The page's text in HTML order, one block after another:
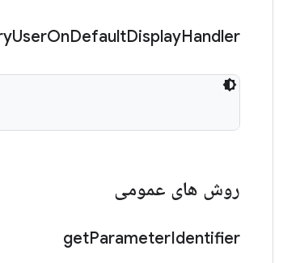
UserOnDefaultDisplayHandler
روش های عمومی
getParameterIdentifier